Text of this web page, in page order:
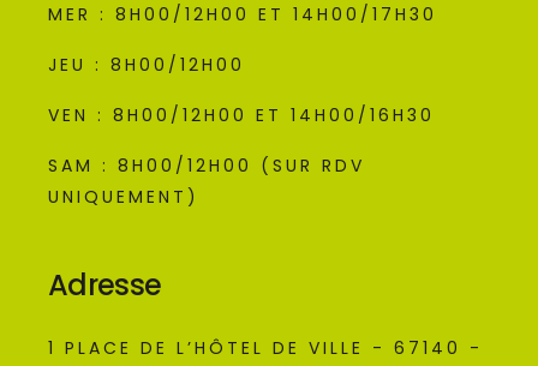
MER : 8H00/12H00 ET 14H00/17H30
JEU : 8H00/12H00
VEN : 8H00/12H00 ET 14H00/16H30
SAM : 8H00/12H00 (SUR RDV
UNIQUEMENT)
Adresse
1 PLACE DE L’HÔTEL DE VILLE - 67140 -